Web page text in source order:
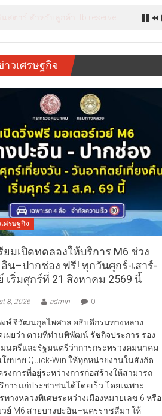
วเศรษฐกิจ
ศรษฐกิจ
ยมเปิดทดลองให้บริการ M6 ช่วง
น–ปากช่อง ฟรี! ทุกวันศุกร์-เสาร์-
เริ่มศุกร์ที่ 21 สิงหาคม 2569 นี้
8, 2026 admin 0
ษ์ จิวัฒนกุลไพศาล อธิบดีกรมทางหลวง
เผยว่า ตามที่ท่านพิพัฒน์ รัชกิจประการ รอง
นตรีและรัฐมนตรีว่าการกระทรวงคมนาคม
ยบาย Quick-Win ให้ทุกหน่วยงานในสังกัด
รงการที่อยู่ระหว่างการก่อสร้างให้สามารถ
การแก่ประชาชนได้โดยเร็ว โดยเฉพาะ
ทางหลวงพิเศษระหว่างเมืองหมายเลข 6 หรือ
วย์ M6 สายบางปะอิน–นครราชสีมา ให้